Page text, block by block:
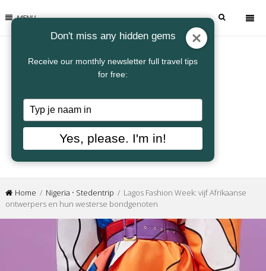
MENU
Home / Nigeria • Stedentrip / Lagos Fashion Week: vijf Afrikaanse
ontwerpers en hun westerse bondgenoten
Don't miss any hidden gems
Receive our monthly newsletter full travel tips
for free:
Typ
je
naam
Yes, please. I'm in!